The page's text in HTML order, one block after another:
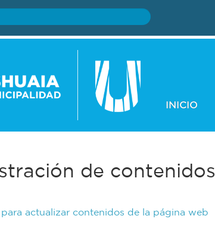
INICIO
de contenidos
actualizar contenidos de la página web